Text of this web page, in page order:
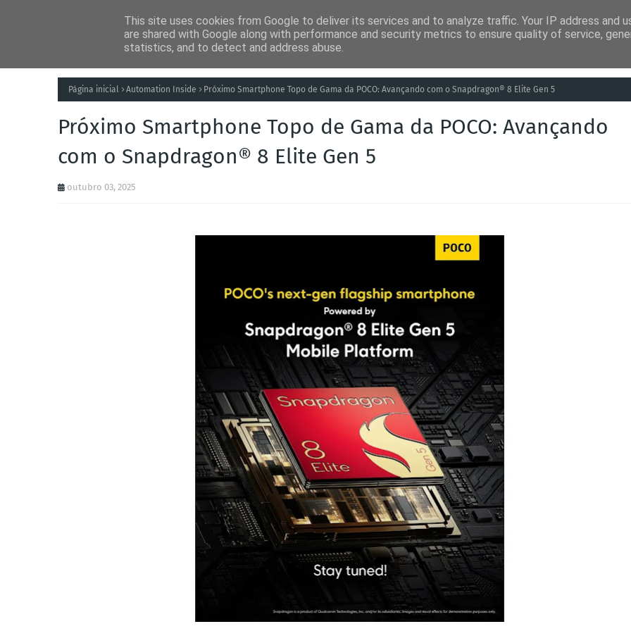
Notícias Tecnologia Análises Entretenimento Humor Saúde
Página inicial Automation Inside Próximo Smartphone Topo de Gama da POCO: Avançando com o Snapdragon® 8 Elite Gen 5
Próximo Smartphone Topo de Gama da POCO: Avançando
com o Snapdragon® 8 Elite Gen 5
outubro 03, 2025
This site uses cookies from Google to deliver its services and to analyze traffic. Your IP address and
are shared with Google along with performance and security metrics to ensure quality of service,
statistics, and to detect and address abuse.